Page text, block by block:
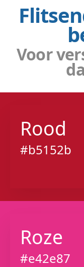
Voor
Rood
#b5152b
Roze
#e42e87